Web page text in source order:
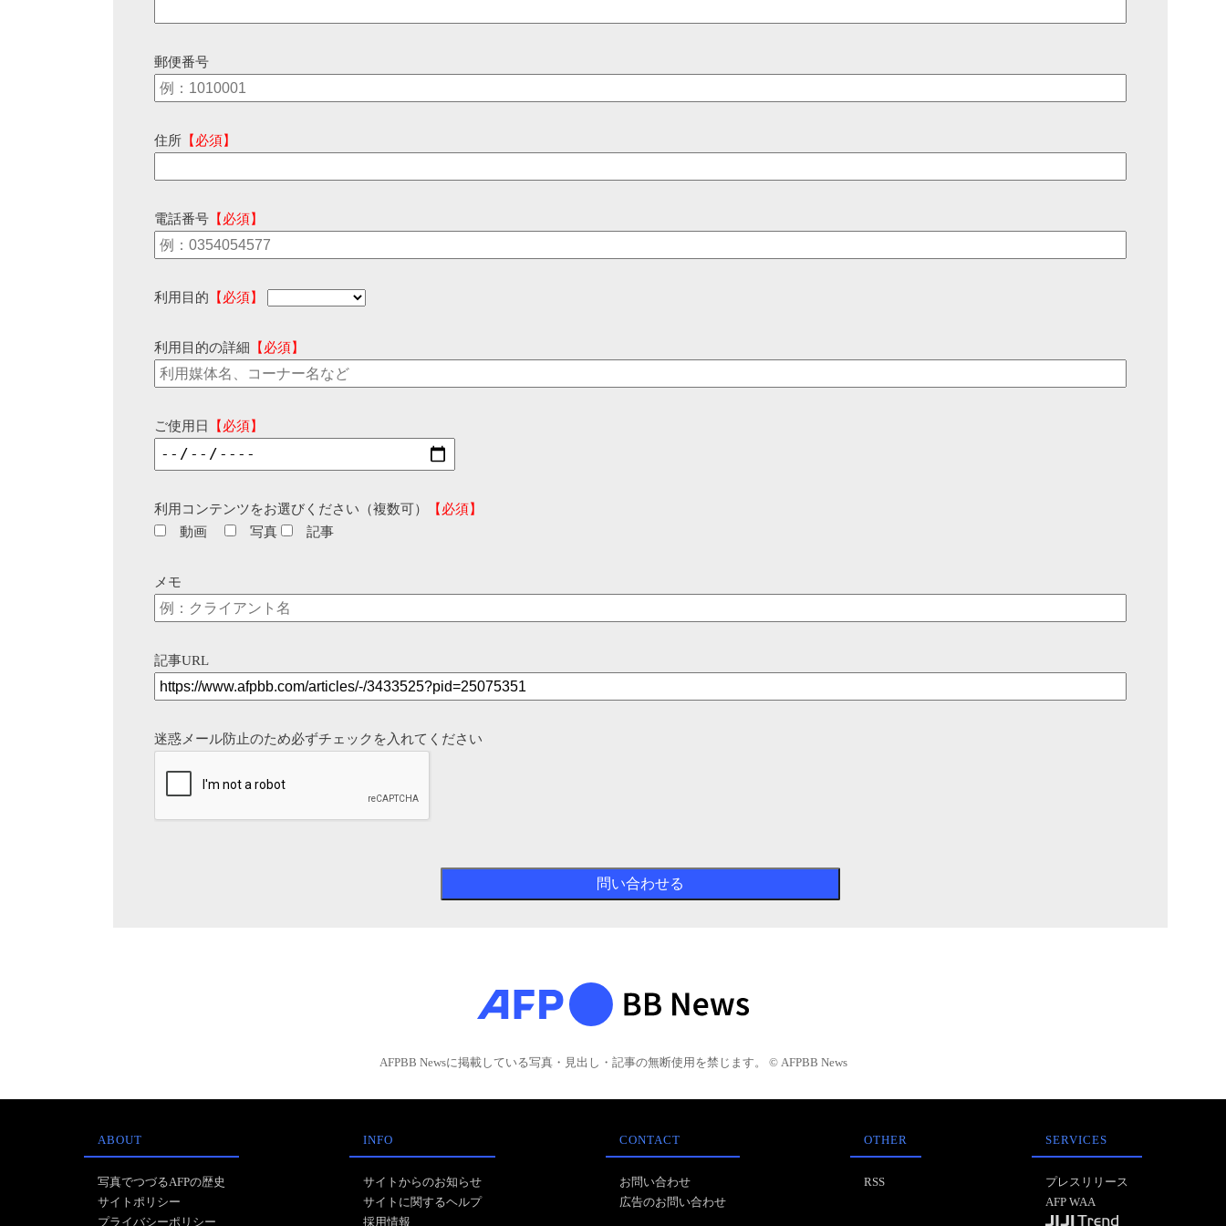
郵便番号
住所 【必須】
電話番号 【必須】
利用目的 【必須】
利用目的の詳細 【必須】
ご使用日 【必須】
利用コンテンツをお選びください（複数可）
【必須】
動画
写真 記事
メモ
記事URL
迷惑メール防止のため必ずチェックを入れてください
AFPBB Newsに掲載している写真・見出し・記事の無断使用を禁じます。 © AFPBB News
ABOUT
写真でつづるAFPの歴史
サイトポリシー
プライバシーポリシー
INFO
サイトからのお知らせ
サイトに関するヘルプ
採用情報
CONTACT
お問い合わせ
広告のお問い合わせ
OTHER
RSS
SERVICES
プレスリリース
AFP WAA